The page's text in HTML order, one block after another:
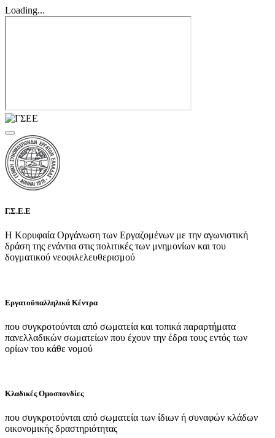
Loading...
Γ.Σ.Ε.Ε
Η Κορυφαία Οργάνωση των Εργαζομένων με την αγωνιστική
δράση της ενάντια στις πολιτικές των μνημονίων και του
δογματικού νεοφιλελευθερισμού
Εργατοϋπαλληλικά Κέντρα
που συγκροτούνται από σωματεία και τοπικά παραρτήματα
πανελλαδικών σωματείων που έχουν την έδρα τους εντός των
ορίων του κάθε νομού
Κλαδικές Ομοσπονδίες
που συγκροτούνται από σωματεία των ίδιων ή συναφών κλάδων
οικονομικής δραστηριότητας